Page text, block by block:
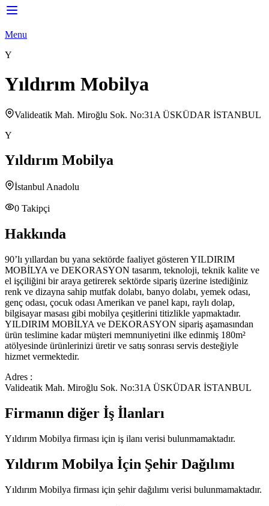
Menu
Y
Yıldırım Mobilya
Valideatik Mah. Miroğlu Sok. No:31A ÜSKÜDAR İSTANBUL
Y
Yıldırım Mobilya
İstanbul Anadolu
0 Takipçi
Hakkında
90’lı yıllardan bu yana sektörde faaliyet gösteren YILDIRIM
MOBİLYA ve DEKORASYON tasarım, teknoloji, teknik kalite ve
el işçiliğini bir araya getirerek sektörde sipariş üzerine istediğiniz
renk ve dizayna sahip mutfak dolabı, banyo dolabı, yemek odası,
genç odası, çocuk odası Amerikan ve panel kapı, raylı dolap,
bilgisayar masası gibi mobilya çeşitlerini titizlikle yapmaktadır.
YILDIRIM MOBİLYA ve DEKORASYON sipariş aşamasından
ürün teslimine kadar müşteri memnuniyetini ilke edinmiş 180m²
atölyesinde ürünlerinizi üretir ve satış sonrası servis desteğiyle
hizmet vermektedir.
Adres :
Valideatik Mah. Miroğlu Sok. No:31A ÜSKÜDAR İSTANBUL
Firmanın diğer İş İlanları
Yıldırım Mobilya firması için iş ilanı verisi bulunmamaktadır.
Yıldırım Mobilya İçin Şehir Dağılımı
Yıldırım Mobilya firması için şehir dağılımı verisi bulunmamaktadır.